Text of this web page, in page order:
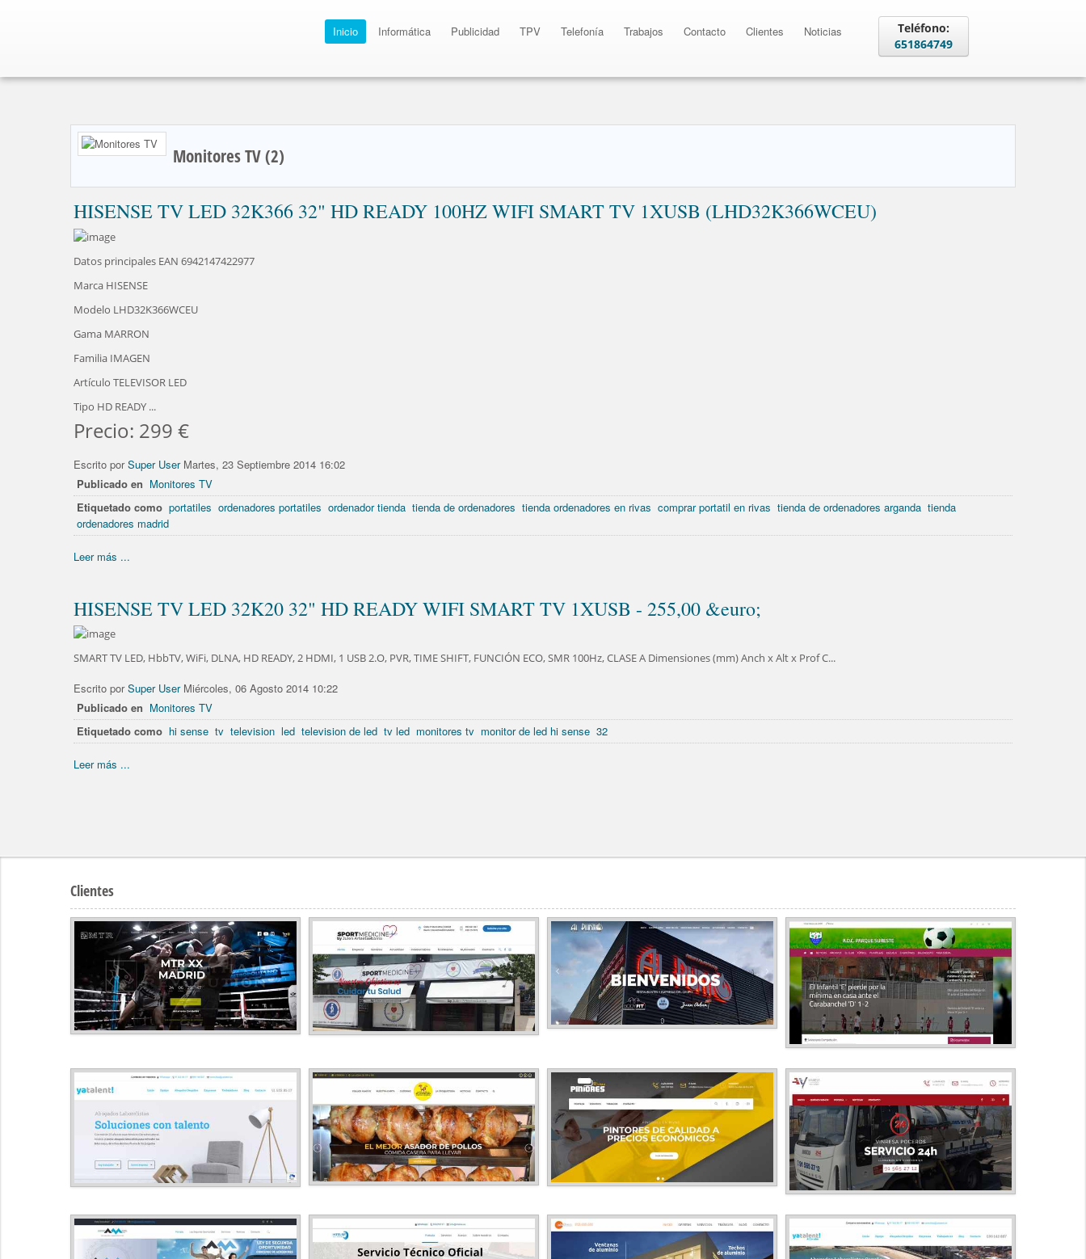
Inicio Informática Publicidad TPV Telefonía Trabajos Contacto Clientes Noticias
Teléfono:
651864749
Monitores TV (2)
HISENSE TV LED 32K366 32" HD READY 100HZ WIFI SMART TV 1XUSB (LHD32K366WCEU)
Datos principales EAN 6942147422977
Marca HISENSE
Modelo LHD32K366WCEU
Gama MARRON
Familia IMAGEN
Artículo TELEVISOR LED
Tipo HD READY ...
Precio: 299 €
Escrito porSuper User Martes, 23 Septiembre 2014 16:02
Publicado en Monitores TV
Etiquetado como portatiles ordenadores portatiles ordenador tienda tienda de ordenadores tienda ordenadores en rivas comprar portatil en rivas tienda de ordenadores arganda tienda
ordenadores madrid
Leer más ...
HISENSE TV LED 32K20 32" HD READY WIFI SMART TV 1XUSB - 255,00 &euro;
SMART TV LED, HbbTV, WiFi, DLNA, HD READY, 2 HDMI, 1 USB 2.O, PVR, TIME SHIFT, FUNCIÓN ECO, SMR 100Hz, CLASE A Dimensiones (mm) Anch x Alt x Prof C...
Escrito porSuper User Miércoles, 06 Agosto 2014 10:22
Publicado en Monitores TV
Etiquetado como hi sense tv television led television de led tv led monitores tv monitor de led hi sense 32
Leer más ...
Clientes